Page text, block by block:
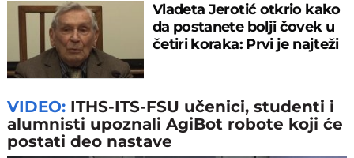
Vladeta Jerotić otkrio kako
da postanete bolji čovek u
četiri koraka: Prvi je najteži
VIDEO: ITHS-ITS-FSU učenici, studenti i
alumnisti upoznali AgiBot robote koji će
postati deo nastave